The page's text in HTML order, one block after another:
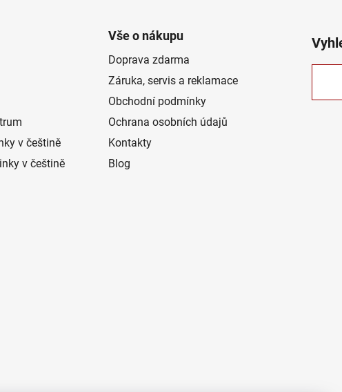
v češtině
v češtině
Vše o nákupu
Doprava zdarma
Záruka, servis a reklamace
Obchodní podmínky
Ochrana osobních údajů
Kontakty
Blog